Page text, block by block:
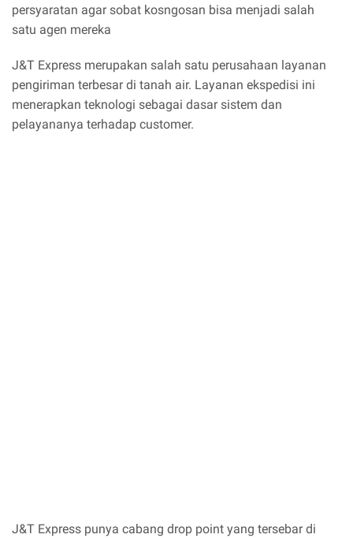
persyaratan agar sobat kosngosan bisa menjadi salah
satu agen mereka
J&T Express merupakan salah satu perusahaan layanan
pengiriman terbesar di tanah air. Layanan ekspedisi ini
menerapkan teknologi sebagai dasar sistem dan
pelayananya terhadap customer.
J&T Express punya cabang drop point yang tersebar di